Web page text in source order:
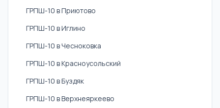
ГРПШ-10 в Приютово
ГРПШ-10 в Иглино
ГРПШ-10 в Чесноковка
ГРПШ-10 в Красноусольский
ГРПШ-10 в Буздяк
ГРПШ-10 в Верхнеяркеево